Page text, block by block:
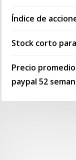
Índice de
Stock corto
Precio
paypal 52